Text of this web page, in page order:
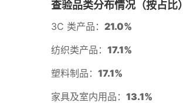
查验品类分布情况（按占比）
3C 类产品： 21.0%
纺织类产品： 17.1%
塑料制品： 17.1%
家具及室内用品： 13.1%